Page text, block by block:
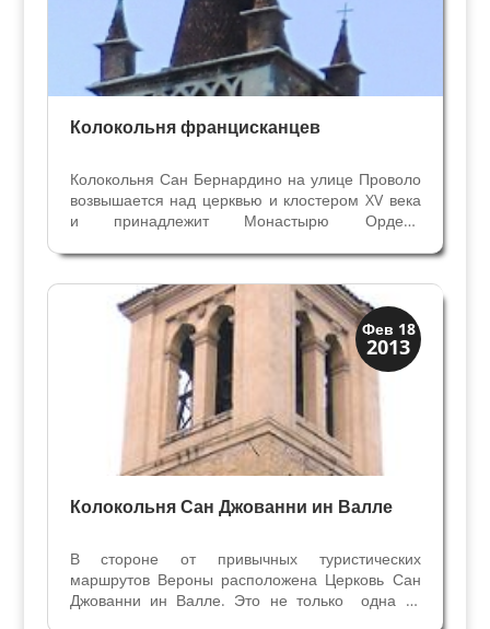
Колокольня францисканцев
Колокольня Сан Бернардино на улице Проволо
возвышается над церквью и клостером XV века
и принадлежит Монастырю Ордена
Монастырь возник в середине пятнадцатого
века в районе Форназе, где находился
кирпичный завод. Из этих...
Фев 18
2013
Колокольни
Скрытая Верона
Колокольня Сан Джованни ин Валле
В стороне от привычных туристических
маршрутов Вероны расположена Церковь Сан
Джованни ин Валле. Это не только одна из